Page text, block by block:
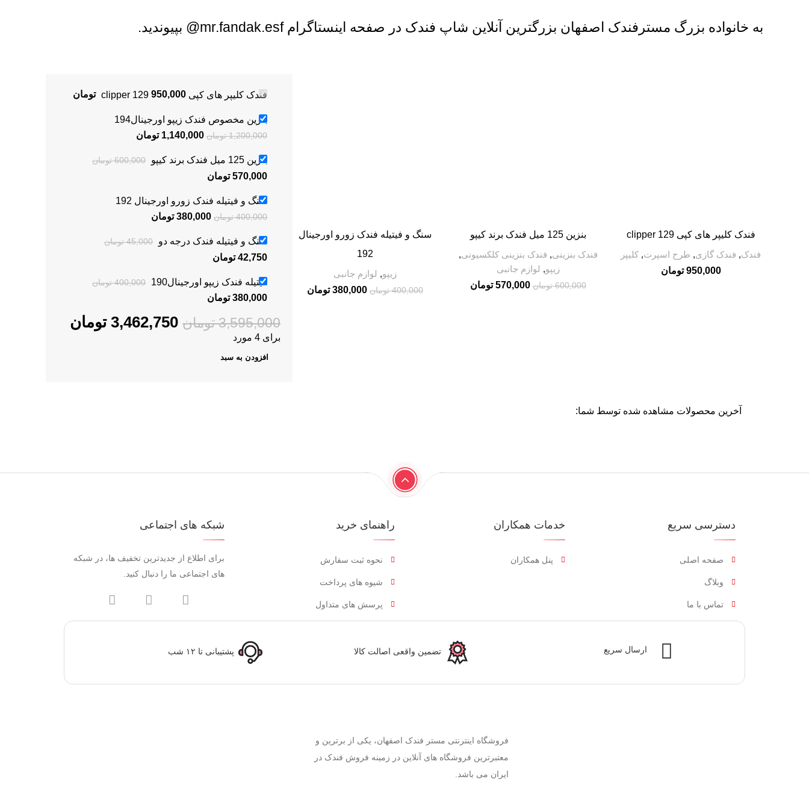
به خانواده بزرگ مسترفندک اصفهان بزرگترین آنلاین شاپ فندک در صفحه اینستاگرام mr.fandak.esf@ بپیوندید.
فندک کلیپر های کپی clipper 129
فندک, فندک گازی, طرح اسپرت, کلیپر
950,000 تومان
بنزین 125 میل فندک برند کیپو
فندک بنزینی, فندک بنزینی کلکسیونی,
زیپو, لوازم جانبی
600,000 تومان 570,000 تومان
سنگ و فیتیله فندک زورو اورجینال
192
زیپو, لوازم جانبی
400,000 تومان 380,000 تومان
فیتیله فندک زیپو اورجینال190
زیپو,
فندک کلیپر های کپی clipper 129 950,000 تومان
بنزین مخصوص فندک زیپو اورجینال194
1,200,000 تومان 1,140,000 تومان
بنزین 125 میل فندک برند کیپو 600,000 تومان
570,000 تومان
سنگ و فیتیله فندک زورو اورجینال 192
400,000 تومان 380,000 تومان
سنگ و فیتیله فندک درجه دو 45,000 تومان
42,750 تومان
فیتیله فندک زیپو اورجینال190 400,000 تومان
380,000 تومان
3,595,000 تومان 3,462,750 تومان
برای 4 مورد
افزودن به سبد
آخرین محصولات مشاهده شده توسط شما:
دسترسی سریع
صفحه اصلی
وبلاگ
تماس با ما
خدمات همکاران
پنل همکاران
راهنمای خرید
نحوه ثبت سفارش
شیوه های پرداخت
پرسش های متداول
شبکه های اجتماعی
برای اطلاع از جدیدترین تخفیف ها، در شبکه
های اجتماعی ما را دنبال کنید.
ارسال سریع تضمین واقعی اصالت کالا پشتیبانی تا ۱۲ شب
فروشگاه اینترنتی مستر فندک اصفهان، یکی از برترین و
معتبرترین فروشگاه های آنلاین در زمینه فروش فندک در
ایران می باشد.